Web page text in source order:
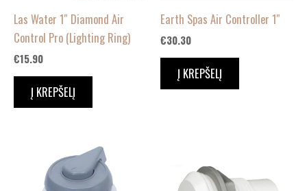
Las Water 1″ Diamond Air
Control Pro (Lighting Ring)
€15.90
Į KREPŠELĮ
Earth Spas Air Controller 1″
€30.30
Į KREPŠELĮ